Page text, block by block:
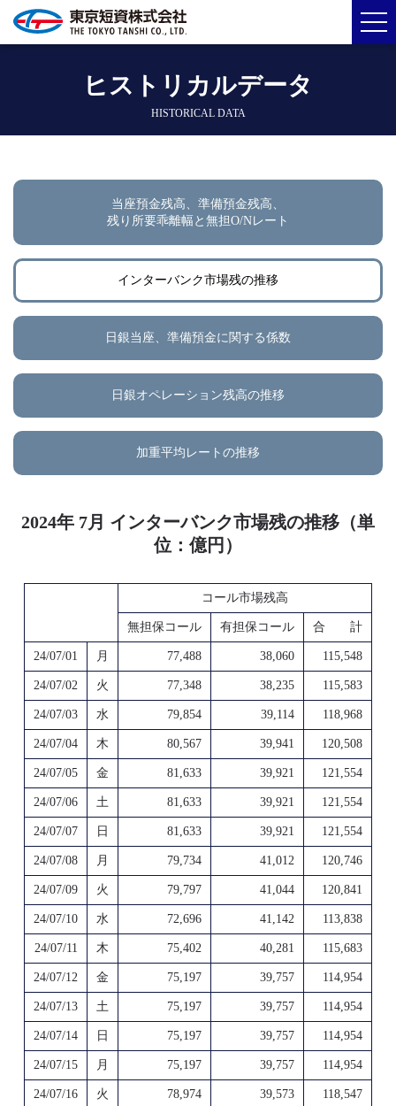
ヒストリカルデータ
HISTORICAL DATA
当座預金残高、準備預金残高、
残り所要乖離幅と無担O/Nレート
インターバンク市場残の推移
日銀当座、準備預金に関する係数
日銀オペレーション残高の推移
加重平均レートの推移
2024年 7月 インターバンク市場残の推移（単
位：億円）
コール市場残高
無担保コール 有担保コール 合 計
24/07/01 月 77,488 38,060 115,548
24/07/02 火 77,348 38,235 115,583
24/07/03 水 79,854 39,114 118,968
24/07/04 木 80,567 39,941 120,508
24/07/05 金 81,633 39,921 121,554
24/07/06 土 81,633 39,921 121,554
24/07/07 日 81,633 39,921 121,554
24/07/08 月 79,734 41,012 120,746
24/07/09 火 79,797 41,044 120,841
24/07/10 水 72,696 41,142 113,838
24/07/11 木 75,402 40,281 115,683
24/07/12 金 75,197 39,757 114,954
24/07/13 土 75,197 39,757 114,954
24/07/14 日 75,197 39,757 114,954
24/07/15 月 75,197 39,757 114,954
24/07/16 火 78,974 39,573 118,547